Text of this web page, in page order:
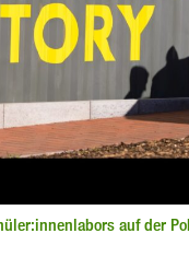
auf der